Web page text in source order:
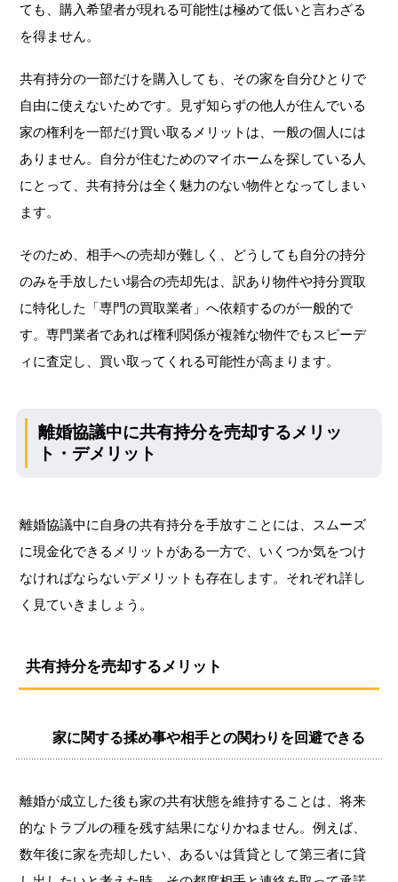
ても、購入希望者が現れる可能性は極めて低いと言わざる
を得ません。
共有持分の一部だけを購入しても、その家を自分ひとりで
自由に使えないためです。見ず知らずの他人が住んでいる
家の権利を一部だけ買い取るメリットは、一般の個人には
ありません。自分が住むためのマイホームを探している人
にとって、共有持分は全く魅力のない物件となってしまい
ます。
そのため、相手への売却が難しく、どうしても自分の持分
のみを手放したい場合の売却先は、訳あり物件や持分買取
に特化した「専門の買取業者」へ依頼するのが一般的で
す。専門業者であれば権利関係が複雑な物件でもスピーデ
ィに査定し、買い取ってくれる可能性が高まります。
離婚協議中に共有持分を売却するメリッ
ト・デメリット
離婚協議中に自身の共有持分を手放すことには、スムーズ
に現金化できるメリットがある一方で、いくつか気をつけ
なければならないデメリットも存在します。それぞれ詳し
く見ていきましょう。
共有持分を売却するメリット
家に関する揉め事や相手との関わりを回避できる
離婚が成立した後も家の共有状態を維持することは、将来
的なトラブルの種を残す結果になりかねません。例えば、
数年後に家を売却したい、あるいは賃貸として第三者に貸